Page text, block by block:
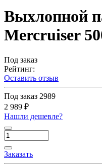
Выхлопной
Mercruiser
Под заказ
Рейтинг:
Оставить отзыв
Под заказ 2989
2 989 ₽
Нашли дешевле?
Заказать